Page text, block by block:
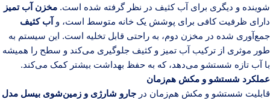
شوینده و دیگری برای آب کثیف در نظر گرفته شده است. مخزن آب تمیز
دارای ظرفیت کافی برای پوشش یک خانه متوسط است، و آب کثیف
جمع‌آوری شده در مخزن دوم، به راحتی قابل تخلیه است. این سیستم به
طور موثری از ترکیب آب تمیز و کثیف جلوگیری می‌کند و سطح را همیشه
با آب تازه شستشو می‌دهد، که به حفظ بهداشت بیشتر کمک می‌کند.
عملکرد شستشو و مکش هم‌زمان
قابلیت شستشو و مکش هم‌زمان در جارو شارژی و زمین‌شوی بیسل مدل